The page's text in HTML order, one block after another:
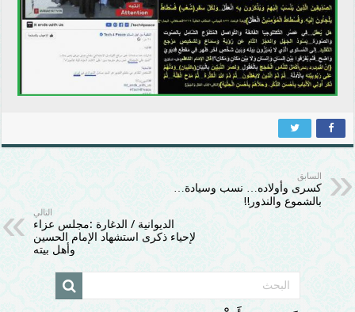
السابق
كسرى وأولاده… نسب وسيادة…
بالشموع والنذور!!
التالي
الديوانية / الدغارة :مجلس عزاء
لإحياء ذكرى استشهاد الإمام الحسين
وأهل بيته